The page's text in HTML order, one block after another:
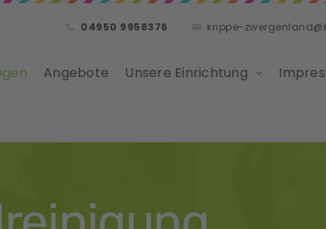
04950 9958376 krippe-
Angebote Unsere Einrichtung